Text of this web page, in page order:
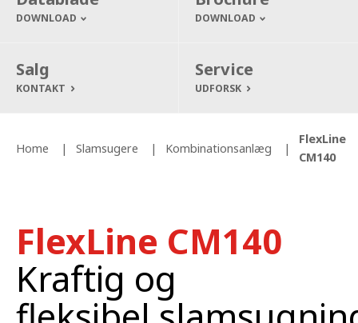
DOWNLOAD DOWNLOAD
Salg
KONTAKT
Service
UDFORSK
Home Slamsugere Kombinationsanlæg
FlexLine
CM140
FlexLine CM140
Kraftig og